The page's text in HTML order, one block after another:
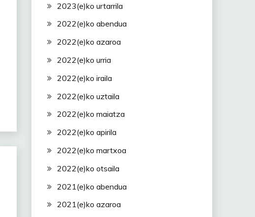
2023(e)ko urtarrila
2022(e)ko abendua
2022(e)ko azaroa
2022(e)ko urria
2022(e)ko iraila
2022(e)ko uztaila
2022(e)ko maiatza
2022(e)ko apirila
2022(e)ko martxoa
2022(e)ko otsaila
2021(e)ko abendua
2021(e)ko azaroa